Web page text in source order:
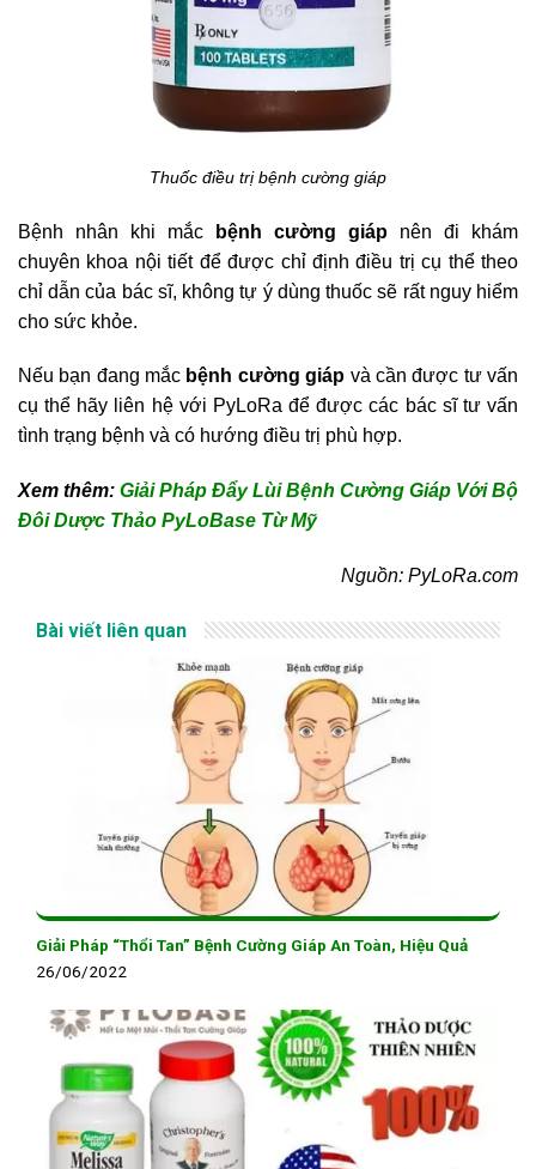
Thuốc điều trị bệnh cường giáp
Bệnh nhân khi mắc bệnh cường giáp nên đi khám
chuyên khoa nội tiết để được chỉ định điều trị cụ thể theo
chỉ dẫn của bác sĩ, không tự ý dùng thuốc sẽ rất nguy hiểm
cho sức khỏe.
Nếu bạn đang mắc bệnh cường giáp và cần được tư vấn
cụ thể hãy liên hệ với PyLoRa để được các bác sĩ tư vấn
tình trạng bệnh và có hướng điều trị phù hợp.
Xem thêm: Giải Pháp Đẩy Lùi Bệnh Cường Giáp Với Bộ
Đôi Dược Thảo PyLoBase Từ Mỹ
Nguồn: PyLoRa.com
Bài viết liên quan
Giải Pháp “Thổi Tan” Bệnh Cường Giáp An Toàn, Hiệu Quả
26/06/2022